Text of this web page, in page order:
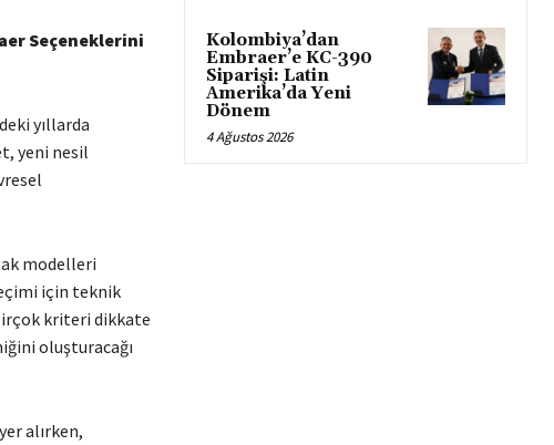
Seçeneklerini
yıllarda
yeni nesil
modelleri
için teknik
kriteri dikkate
oluşturacağı
alırken,
Kolombiya’dan
Embraer’e KC-390
Siparişi: Latin
Amerika’da Yeni
Dönem
4 Ağustos 2026